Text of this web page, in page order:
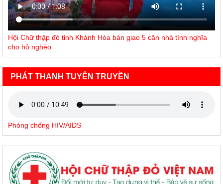
Hội Chữ thập đỏ tỉnh Khánh Hòa bàn giao 5 căn nhà tình nghĩa
cho hộ nghèo
PHÁT THANH TUYÊN TRUYỀN
Phòng chống HIV/AIDS